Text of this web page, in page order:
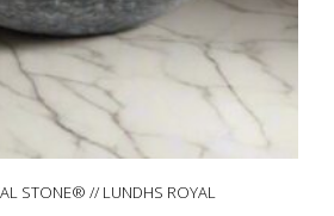
STONE® // LUNDHS ROYAL